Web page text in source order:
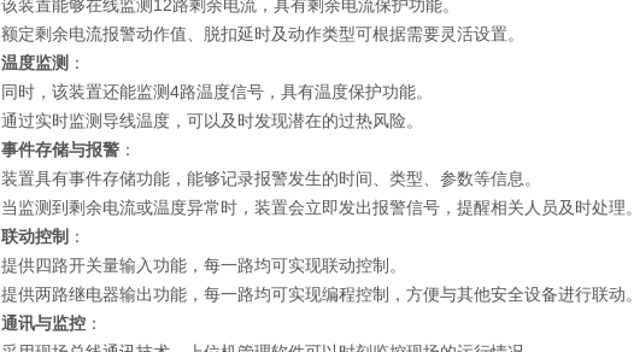
该装置能够在线监测12路剩余电流，具有剩余电流保护功能。
额定剩余电流报警动作值、脱扣延时及动作类型可根据需要灵活设置。
温度监测 ：
同时，该装置还能监测4路温度信号，具有温度保护功能。
通过实时监测导线温度，可以及时发现潜在的过热风险。
事件存储与报警 ：
装置具有事件存储功能，能够记录报警发生的时间、类型、参数等信息。
当监测到剩余电流或温度异常时，装置会立即发出报警信号，提醒相关人员及时处理。
联动控制 ：
提供四路开关量输入功能，每一路均可实现联动控制。
提供两路继电器输出功能，每一路均可实现编程控制，方便与其他安全设备进行联动。
通讯与监控 ：